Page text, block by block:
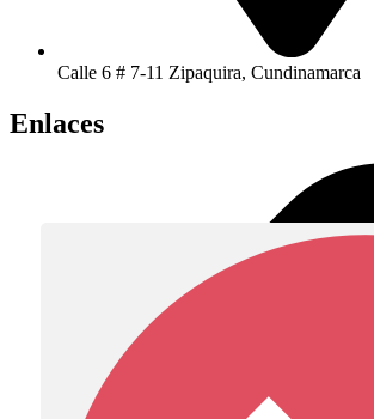
Calle 6 # 7-11 Zipaquira, Cundinamarca
Enlaces